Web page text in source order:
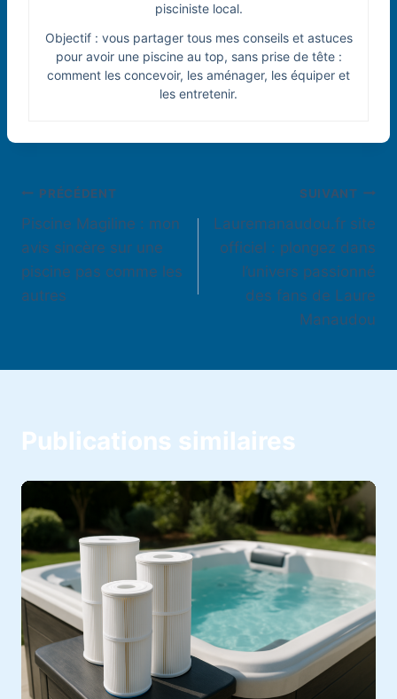
pisciniste local.
Objectif : vous partager tous mes conseils et astuces
pour avoir une piscine au top, sans prise de tête :
comment les concevoir, les aménager, les équiper et
les entretenir.
Navigation
de
l’article
PRÉCÉDENT
Piscine Magiline : mon
avis sincère sur une
piscine pas comme les
autres
SUIVANT
Lauremanaudou.fr site
officiel : plongez dans
l’univers passionné
des fans de Laure
Manaudou
Publications similaires